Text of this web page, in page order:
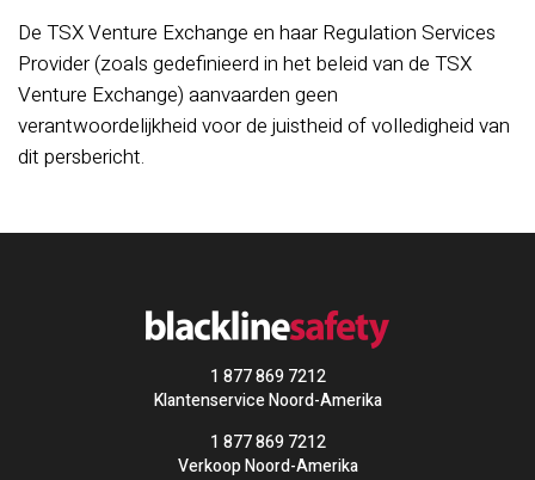
De TSX Venture Exchange en haar Regulation Services
Provider (zoals gedefinieerd in het beleid van de TSX
Venture Exchange) aanvaarden geen
verantwoordelijkheid voor de juistheid of volledigheid van
dit persbericht.
1 877 869 7212
Klantenservice Noord-Amerika
1 877 869 7212
Verkoop Noord-Amerika